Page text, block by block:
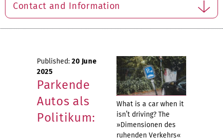
Contact and Information
What is a car when it
isn’t driving? The
»Dimensionen des
ruhenden Verkehrs«
Published: 20 June
2025
Parkende
Autos als
Politikum: